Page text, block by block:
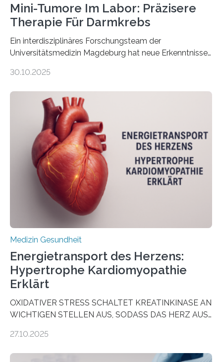
Mini-Tumore Im Labor: Präzisere
Therapie Für Darmkrebs
Ein interdisziplinäres Forschungsteam der
Universitätsmedizin Magdeburg hat neue Erkenntnisse
behandelt werden kann. In ihrer aktuellen Studie,
Oncology, zeigen die Forschenden, dass Mini-Tumore
aus Gewebe von Patientinnen und Patienten –
sogenannte Organoide – genutzt werden können, um
vorab zu prüfen, welche Medikamente am besten
wirken. Dabei wurde ein Eiweiß identifiziert, das künftig
als Biomarker für die Wahl der passenden Therapie
dienen könnte. Darmkrebs zählt weltweit zu den
häufigsten Krebsarten und stellt…
30.10.2025
Medizin Gesundheit
Energietransport des Herzens:
Hypertrophe Kardiomyopathie
Erklärt
OXIDATIVER STRESS SCHALTET KREATINKINASE AN
WICHTIGEN STELLEN AUS, SODASS DAS HERZ AUS
aus dem Deutschen Zentrum für Herzinsuffizienz
27.10.2025